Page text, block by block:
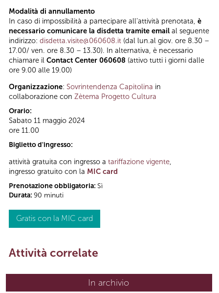
Modalità di annullamento
In caso di impossibilità a partecipare all’attività prenotata, è
necessario comunicare la disdetta tramite email al seguente
indirizzo: disdetta.visite@060608.it (dal lun.al giov. ore 8.30 –
17.00/ ven. ore 8.30 – 13.30). In alternativa, è necessario
chiamare il Contact Center 060608 (attivo tutti i giorni dalle
ore 9.00 alle 19.00)
Organizzazione: Sovrintendenza Capitolina in
collaborazione con Zètema Progetto Cultura
Orario:
Sabato 11 maggio 2024
ore 11.00
Biglietto d'ingresso:
attività gratuita con ingresso a tariffazione vigente,
ingresso gratuito con la MIC card
Prenotazione obbligatoria: Sì
Durata: 90 minuti
Gratis con la MIC card
Attività correlate
In archivio